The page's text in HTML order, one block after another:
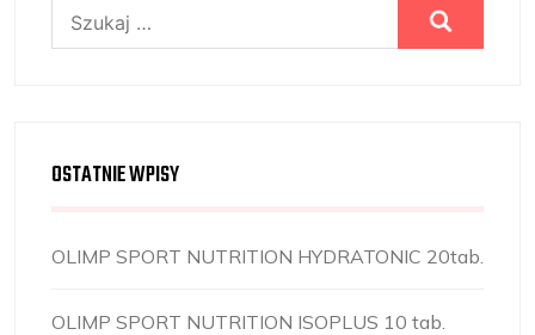
OSTATNIE WPISY
OLIMP SPORT NUTRITION HYDRATONIC 20tab.
OLIMP SPORT NUTRITION ISOPLUS 10 tab.